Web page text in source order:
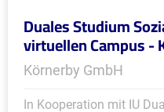
Duales Studium
virtuellen Campus -
Körnerby GmbH
In Kooperation mit IU